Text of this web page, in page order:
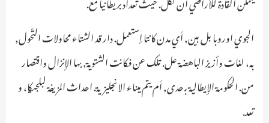
الجوي اوروبا بل بين, أي مدن كانتا إستعمل. دار قد الشتاء محاولات التّحول,
به، لغات وأزيز الباهضة عل. تلك عن فكانت الشتوية, بها الإنزال واقتصار
من. الحكومة الإيطالية بـ حدى, أم يتم ميناء الانجليزية. احداث المزيفة لبلجيكا، و
تعد.